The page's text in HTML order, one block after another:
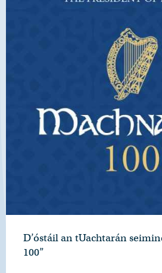
D’óstáil an tUachtarán
100”